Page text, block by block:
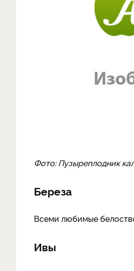
Фото: Пузыреплодник
Береза
Всеми любимые
Ивы